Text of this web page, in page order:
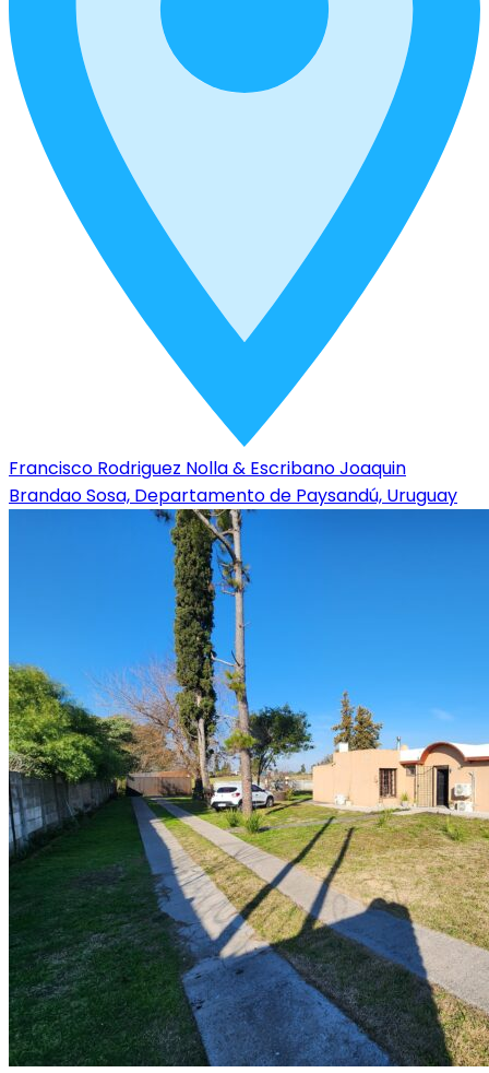
Francisco Rodriguez Nolla & Escribano Joaquin
Brandao Sosa, Departamento de Paysandú, Uruguay